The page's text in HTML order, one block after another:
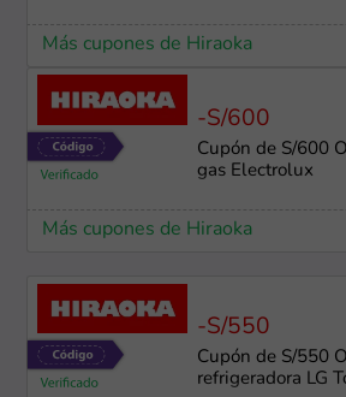
Más cupones de Hiraoka
-S/600
Cupón de S/600
gas Electrolux
Más cupones de Hiraoka
-S/550
Cupón de S/550
refrigeradora LG